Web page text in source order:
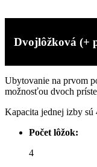
Dvojlôžková (+
Ubytovanie na prvom
možnosťou dvoch
Kapacita jednej izby sú
Počet lôžok:
4